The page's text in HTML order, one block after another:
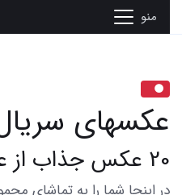
منو
عکسهای
20 عکس جذاب از عکسهای سریال گرگ و میش که عاشقان را حیرت‌زده می‌کند